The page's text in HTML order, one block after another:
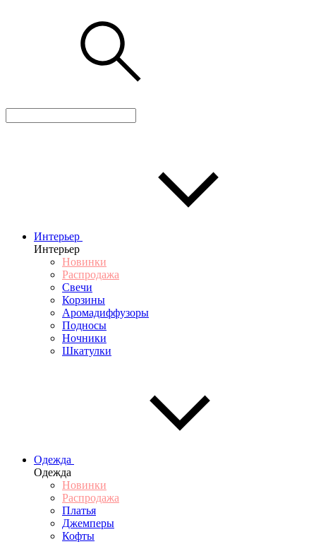
Интерьер
Интерьер
Новинки
Распродажа
Свечи
Корзины
Аромадиффузоры
Подносы
Ночники
Шкатулки
Одежда
Одежда
Новинки
Распродажа
Платья
Джемперы
Кофты